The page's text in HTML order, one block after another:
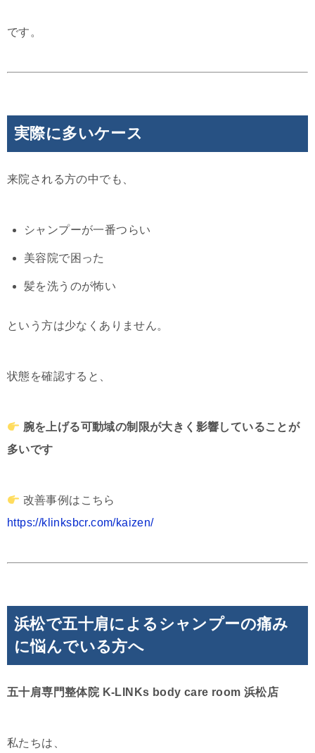
です。
実際に多いケース
来院される方の中でも、
シャンプーが一番つらい
美容院で困った
髪を洗うのが怖い
という方は少なくありません。
状態を確認すると、
腕を上げる可動域の制限が大きく影響していることが
多いです
改善事例はこちら
https://klinksbcr.com/kaizen/
浜松で五十肩によるシャンプーの痛み
に悩んでいる方へ
五十肩専門整体院 K-LINKs body care room 浜松店
私たちは、